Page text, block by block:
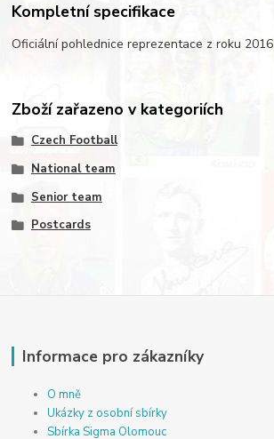
Kompletní specifikace
Oficiální pohlednice reprezentace z roku 2016
Zboží zařazeno v kategoriích
Czech Football
National team
Senior team
Postcards
Informace pro zákazníky
O mně
Ukázky z osobní sbírky
Sbírka Sigma Olomouc